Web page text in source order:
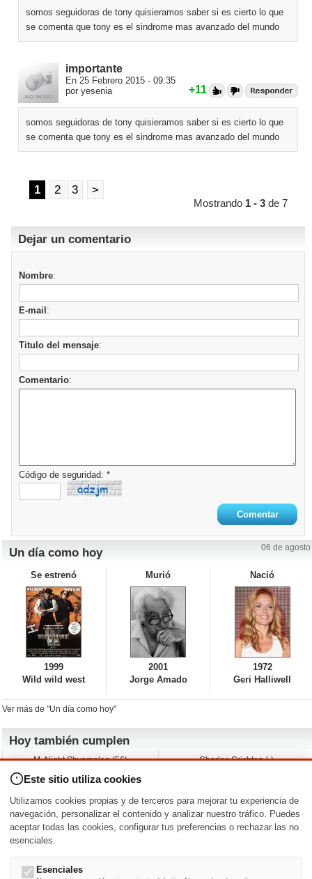
somos seguidoras de tony quisieramos saber si es cierto lo que
se comenta que tony es el sindrome mas avanzado del mundo
importante
En 25 Febrero 2015 - 09:35
por yesenia
+11
somos seguidoras de tony quisieramos saber si es cierto lo que
se comenta que tony es el sindrome mas avanzado del mundo
1 2 3 >
Mostrando 1 - 3 de 7
Dejar un comentario
Nombre:
E-mail :
Titulo del mensaje:
Comentario:
Código de seguridad: *
Un día como hoy 06 de agosto
Se estrenó
1999
Wild wild west
Murió
2001
Jorge Amado
Nació
1972
Geri Halliwell
Ver más de "Un día como hoy"
Hoy también cumplen
M. Night Shyamalan (56)
Andy Warhol (98)
Melissa George (50)
Vera Farmiga (53)
Charles Crichton (-)
Jeremy Ratchford (61)
Jason O’Mara (54)
Nacimientos y estrenos en la fecha
DD/MM /
Este sitio utiliza cookies
Utilizamos cookies propias y de terceros para mejorar tu experiencia de
navegación, personalizar el contenido y analizar nuestro tráfico. Puedes
aceptar todas las cookies, configurar tus preferencias o rechazar las no
esenciales.
Esenciales